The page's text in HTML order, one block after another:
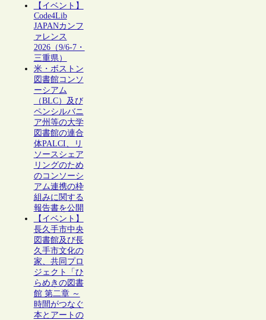
【イベント】
Code4Lib
JAPANカンフ
ァレンス
2026（9/6-7・
三重県）
米・ボストン
図書館コンソ
ーシアム
（BLC）及び
ペンシルバニ
ア州等の大学
図書館の連合
体PALCI、リ
ソースシェア
リングのため
のコンソーシ
アム連携の枠
組みに関する
報告書を公開
【イベント】
長久手市中央
図書館及び長
久手市文化の
家、共同プロ
ジェクト「ひ
らめきの図書
館 第二章 ～
時間がつなぐ
本とアートの